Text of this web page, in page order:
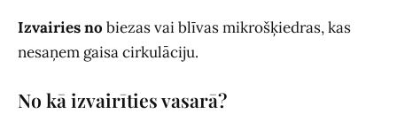
Izvairies no biezas vai blīvas mikrošķiedras, kas
nesaņem gaisa cirkulāciju.
No kā izvairīties vasarā?